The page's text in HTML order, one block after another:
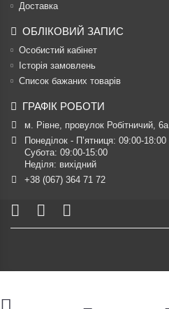
Доставка
ОБЛІКОВИЙ ЗАПИС
Особистий кабінет
Історія замовлень
Список бажаних товарів
ГРАФІК РОБОТИ
м. Рівне, провулок Робітничий, 6а
Понеділок - П’ятниця: 09:00-18:00
Субота: 09:00-15:00
Неділя: вихідний
+38 (067) 364 71 72